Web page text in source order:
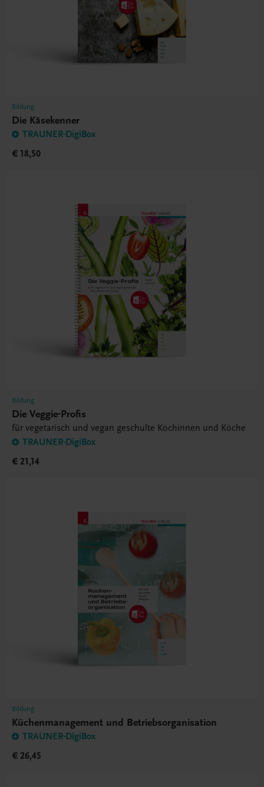
Bildung
Die Käsekenner
TRAUNER-DigiBox
€ 18,50
Bildung
Die Veggie-Profis
für vegetarisch und vegan geschulte Köchinnen und Köche
TRAUNER-DigiBox
€ 21,14
Bildung
Küchenmanagement und Betriebsorganisation
TRAUNER-DigiBox
€ 26,45